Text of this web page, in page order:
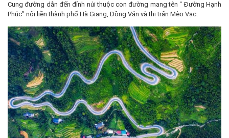
Cung đường dẫn đến đỉnh núi thuộc con đường mang tên “ Đường Hạnh
Phúc” nối liền thành phố Hà Giang, Đồng Văn và thị trấn Mèo Vạc.